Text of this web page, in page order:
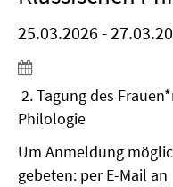
25.03.2026 -
2. Tagung des
Philologie
Um Anmeldung
gebeten: per E-Mail an